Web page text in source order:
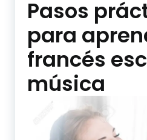
Pasos
para
francés
música